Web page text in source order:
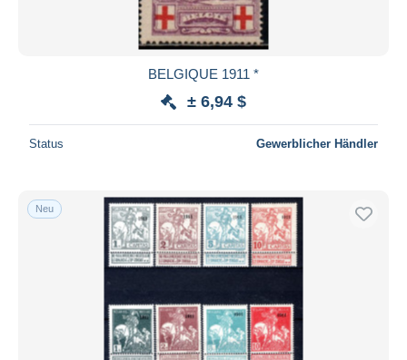
BELGIQUE 1911 *
± 6,94 $
Status Gewerblicher Händler
Neu